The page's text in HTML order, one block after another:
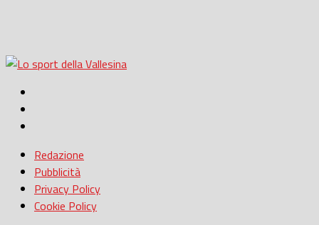
Redazione
Pubblicità
Privacy Policy
Cookie Policy